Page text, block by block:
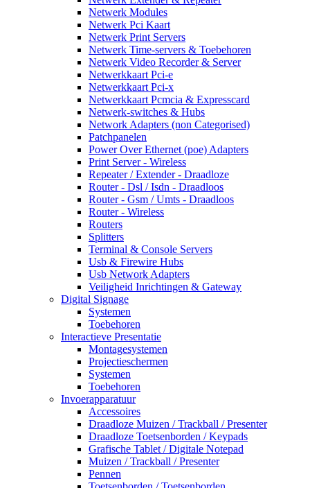
Netwerk Modules
Netwerk Pci Kaart
Netwerk Print Servers
Netwerk Time-servers & Toebehoren
Netwerk Video Recorder & Server
Netwerkkaart Pci-e
Netwerkkaart Pci-x
Netwerkkaart Pcmcia & Expresscard
Netwerk-switches & Hubs
Network Adapters (non Categorised)
Patchpanelen
Power Over Ethernet (poe) Adapters
Print Server - Wireless
Repeater / Extender - Draadloze
Router - Dsl / Isdn - Draadloos
Router - Gsm / Umts - Draadloos
Router - Wireless
Routers
Splitters
Terminal & Console Servers
Usb & Firewire Hubs
Usb Network Adapters
Veiligheid Inrichtingen & Gateway
Digital Signage
Systemen
Toebehoren
Interactieve Presentatie
Montagesystemen
Projectieschermen
Systemen
Toebehoren
Invoerapparatuur
Accessoires
Draadloze Muizen / Trackball / Presenter
Draadloze Toetsenborden / Keypads
Grafische Tablet / Digitale Notepad
Muizen / Trackball / Presenter
Pennen